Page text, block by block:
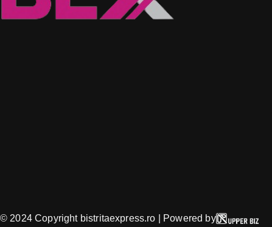
© 2024 Copyright bistritaexpress.ro | Powered by